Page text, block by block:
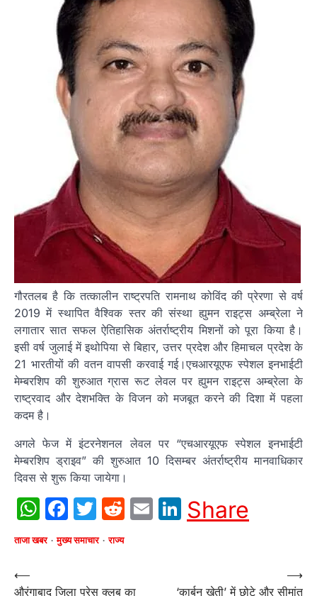
गौरतलब है कि तत्कालीन राष्ट्रपति रामनाथ कोविंद की प्रेरणा से वर्ष
2019 में स्थापित वैश्विक स्तर की संस्था ह्युमन राइट्स अम्ब्रेला ने
लगातार सात सफल ऐतिहासिक अंतर्राष्ट्रीय मिशनों को पूरा किया है।
इसी वर्ष जुलाई में इथोपिया से बिहार, उत्तर प्रदेश और हिमाचल प्रदेश के
21 भारतीयों की वतन वापसी करवाई गई।एचआरयूएफ स्पेशल इनभाईटी
मेम्बरशिप की शुरुआत ग्रास रूट लेवल पर ह्युमन राइट्स अम्ब्रेला के
राष्ट्रवाद और देशभक्ति के विजन को मजबूत करने की दिशा में पहला
कदम है।
अगले फेज में इंटरनेशनल लेवल पर “एचआरयूएफ स्पेशल इनभाईटी
मेम्बरशिप ड्राइव” की शुरुआत 10 दिसम्बर अंतर्राष्ट्रीय मानवाधिकार
दिवस से शुरू किया जायेगा।
WhatsApp
Facebook
Twitter
Reddit
EmailLinkedIn
Share
ताजा खबर मुख्य समाचार राज्य
Post
⟵
औरंगाबाद जिला प्रेस क्लब का
‘कार्बन खेती’ में छोटे और सीमांत
⟶